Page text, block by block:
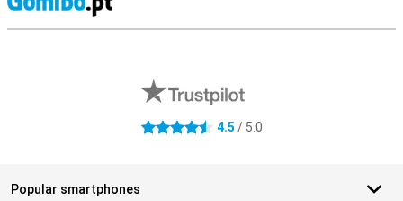
4.5 stars 4.5 / 5.0
Popular smartphones